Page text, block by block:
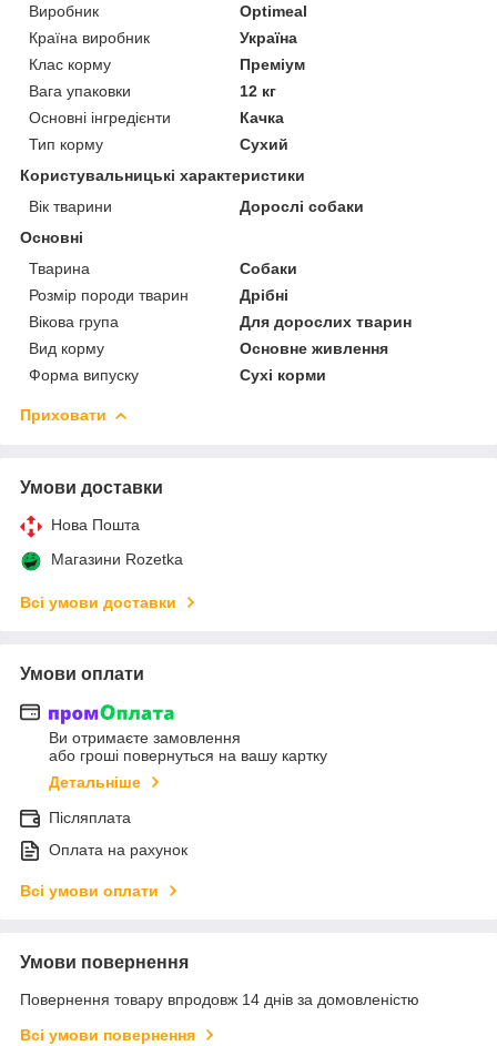
Виробник
Optimeal
Країна виробник
Україна
Клас корму
Преміум
Вага упаковки
12 кг
Основні інгредієнти
Качка
Тип корму
Сухий
Користувальницькі характеристики
Вік тварини
Дорослі собаки
Основні
Тварина
Собаки
Розмір породи тварин
Дрібні
Вікова група
Для дорослих тварин
Вид корму
Основне живлення
Форма випуску
Сухі корми
Приховати
Умови доставки
Нова Пошта
Магазини Rozetka
Всі умови доставки
Умови оплати
Ви отримаєте замовлення
або гроші повернуться на вашу картку
Детальніше
Післяплата
Оплата на рахунок
Всі умови оплати
Умови повернення
Повернення товару впродовж 14 днів за домовленістю
Всі умови повернення